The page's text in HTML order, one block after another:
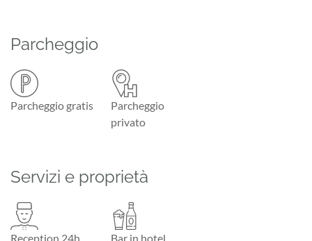
Parcheggio
Parcheggio gratis
Parcheggio
privato
Servizi e proprietà
Reception 24h Bar in hotel